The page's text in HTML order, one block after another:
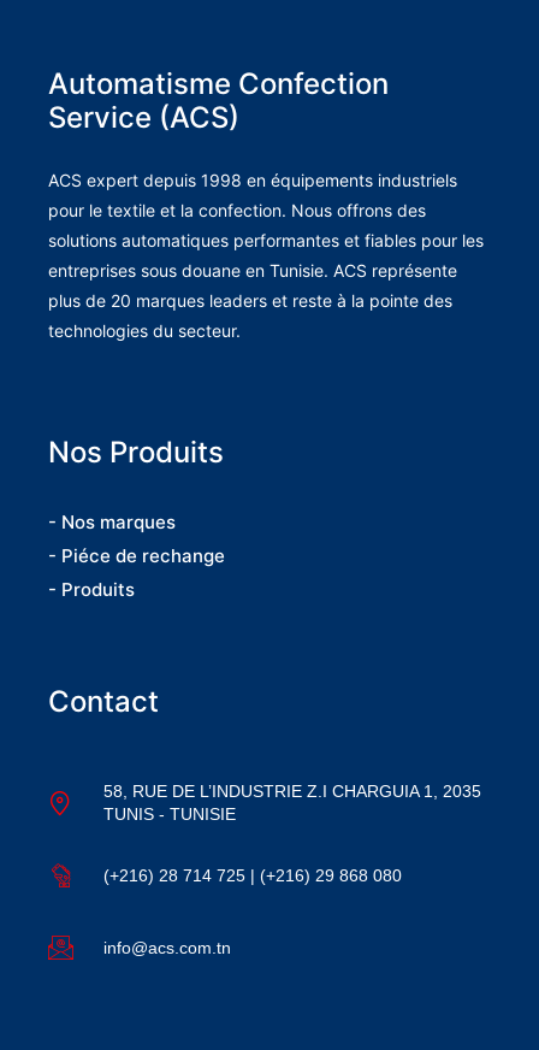
Automatisme Confection
Service (ACS)
ACS expert depuis 1998 en équipements industriels
pour le textile et la confection. Nous offrons des
solutions automatiques performantes et fiables pour les
entreprises sous douane en Tunisie. ACS représente
plus de 20 marques leaders et reste à la pointe des
technologies du secteur.
Nos Produits
- Nos marques
- Piéce de rechange
- Produits
Contact
58, RUE DE L’INDUSTRIE Z.I CHARGUIA 1, 2035
TUNIS - TUNISIE
(+216) 28 714 725 | (+216) 29 868 080
info@acs.com.tn